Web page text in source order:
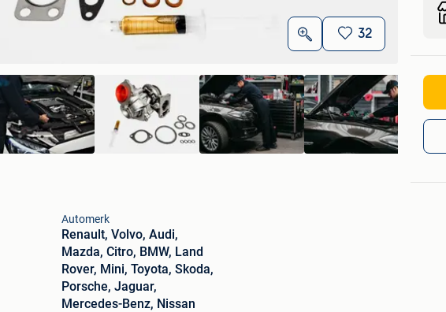
32
Automerk
Renault, Volvo, Audi,
Mazda, Citro, BMW, Land
Rover, Mini, Toyota, Skoda,
Porsche, Jaguar,
Mercedes-Benz, Nissan